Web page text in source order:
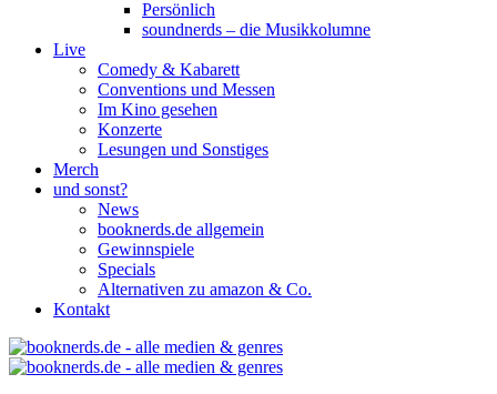
Persönlich
soundnerds – die Musikkolumne
Live
Comedy & Kabarett
Conventions und Messen
Im Kino gesehen
Konzerte
Lesungen und Sonstiges
Merch
und sonst?
News
booknerds.de allgemein
Gewinnspiele
Specials
Alternativen zu amazon & Co.
Kontakt